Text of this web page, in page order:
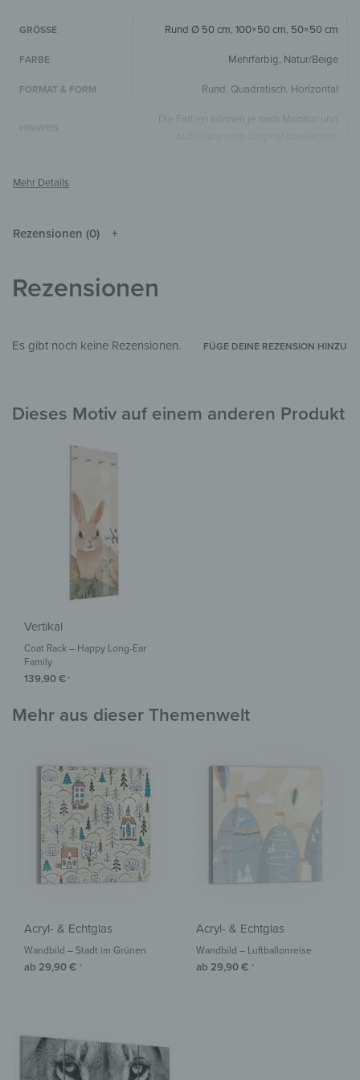
GRÖSSE Rund Ø 50 cm, 100×50 cm, 50×50 cm
FARBE Mehrfarbig, Natur/Beige
FORMAT & FORM Rund, Quadratisch, Horizontal
ZIMMER
Rezensionen (0)
Rezensionen
Es gibt noch keine Rezensionen. FÜGE DEINE REZENSION HINZU
Dieses Motiv auf einem anderen Produkt
Vertikal
Coat Rack – Happy Long-Ear
Family
139,90€ *
Mehr aus dieser Themenwelt
Acryl- & Echtglas
Wandbild – Stadt im Grünen
ab 29,90€ *
Acryl- & Echtglas
Wandbild – Luftballonreise
ab 29,90€ *